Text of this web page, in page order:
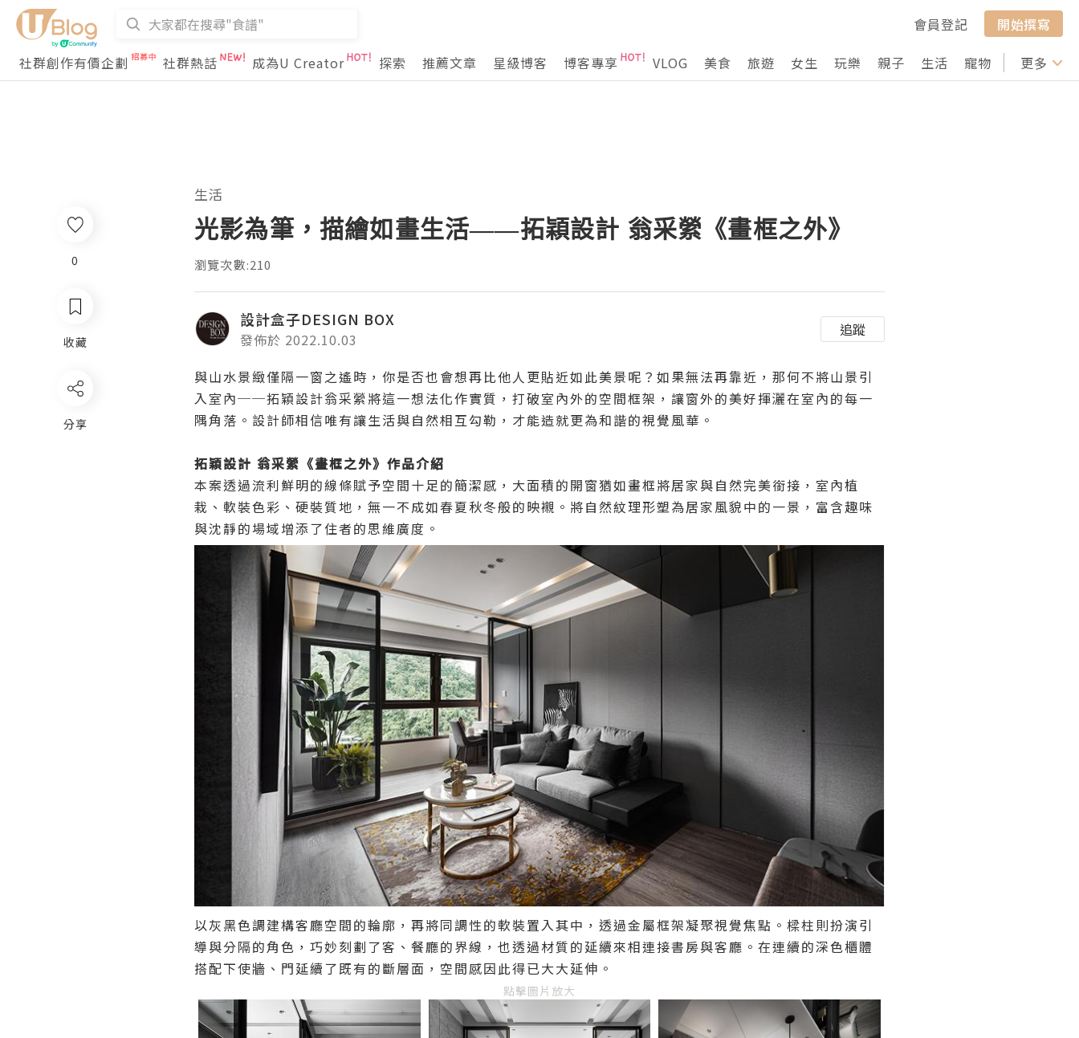
會員登記
開始撰寫
社群創作有價企劃
社群熱話 成為U Creator 探索 推薦文章 星級博客 博客專享 VLOG 美食 旅遊 女生 玩樂 親子 生活 寵物 行山 打卡
更多
0
收藏
分享
生活
光影為筆，描繪如畫生活——拓穎設計 翁采縈《畫框之外》
瀏覽次數:210
設計盒子DESIGN BOX
發佈於 2022.10.03
追蹤
與山水景緻僅隔一窗之遙時，你是否也會想再比他人更貼近如此美景呢？如果無法再靠近，那何不將山景引
入室內──拓穎設計翁采縈將這一想法化作實質，打破室內外的空間框架，讓窗外的美好揮灑在室內的每一
隅角落。設計師相信唯有讓生活與自然相互勾勒，才能造就更為和諧的視覺風華。
拓穎設計 翁采縈《畫框之外》作品介紹
本案透過流利鮮明的線條賦予空間十足的簡潔感，大面積的開窗猶如畫框將居家與自然完美銜接，室內植
栽、軟裝色彩、硬裝質地，無一不成如春夏秋冬般的映襯。將自然紋理形塑為居家風貌中的一景，富含趣味
與沈靜的場域增添了住者的思維廣度。
以灰黑色調建構客廳空間的輪廓，再將同調性的軟裝置入其中，透過金屬框架凝聚視覺焦點。樑柱則扮演引
導與分隔的角色，巧妙刻劃了客、餐廳的界線，也透過材質的延續來相連接書房與客廳。在連續的深色櫃體
搭配下使牆、門延續了既有的斷層面，空間感因此得已大大延伸。
點擊圖片放大